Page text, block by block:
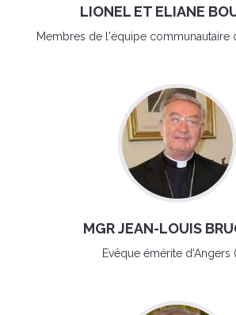
LIONEL ET ELIANE
Membres de l'équipe communautaire
MGR JEAN-LOUIS
Evêque émérite d'Angers